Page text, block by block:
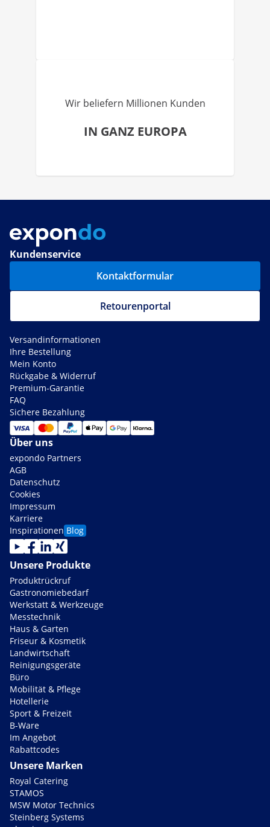
Wir beliefern Millionen Kunden
IN GANZ EUROPA
Kundenservice
Kontaktformular
Retourenportal
Versandinformationen
Ihre Bestellung
Mein Konto
Rückgabe & Widerruf
Premium-Garantie
FAQ
Sichere Bezahlung
Über uns
expondo Partners
AGB
Datenschutz
Cookies
Impressum
Karriere
Inspirationen Blog
Unsere Produkte
Produktrückruf
Gastronomiebedarf
Werkstatt & Werkzeuge
Messtechnik
Haus & Garten
Friseur & Kosmetik
Landwirtschaft
Reinigungsgeräte
Büro
Mobilität & Pflege
Hotellerie
Sport & Freizeit
B-Ware
Im Angebot
Rabattcodes
Unsere Marken
Royal Catering
STAMOS
MSW Motor Technics
Steinberg Systems